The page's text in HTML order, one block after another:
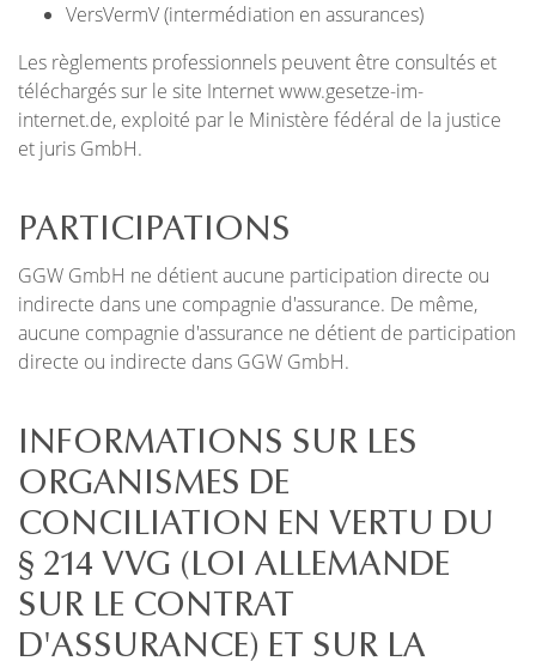
VersVermV (intermédiation en assurances)
Les règlements professionnels peuvent être consultés et
téléchargés sur le site Internet www.gesetze-im-
internet.de, exploité par le Ministère fédéral de la justice
et juris GmbH.
PARTICIPATIONS
GGW GmbH ne détient aucune participation directe ou
indirecte dans une compagnie d'assurance. De même,
aucune compagnie d'assurance ne détient de participation
directe ou indirecte dans GGW GmbH.
INFORMATIONS SUR LES
ORGANISMES DE
CONCILIATION EN VERTU DU
§ 214 VVG (LOI ALLEMANDE
SUR LE CONTRAT
D'ASSURANCE) ET SUR LA